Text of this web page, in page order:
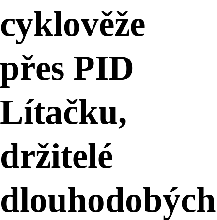
cyklověže
přes PID
Lítačku,
držitelé
dlouhodobých